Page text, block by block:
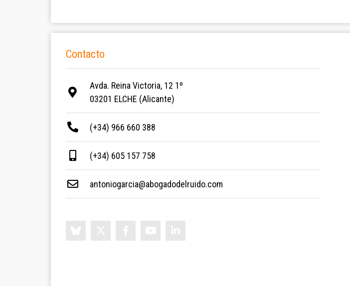
Contacto
Avda. Reina Victoria, 12 1º
03201 ELCHE (Alicante)
(+34) 966 660 388
(+34) 605 157 758
antoniogarcia@abogadodelruido.com